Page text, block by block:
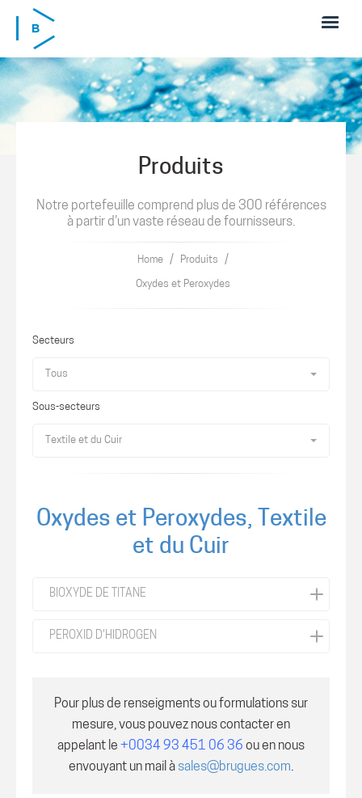
Skip to main content
Produits
Notre portefeuille comprend plus de 300 références
à partir d'un vaste réseau de fournisseurs.
Home / Produits /
Oxydes et Peroxydes
Secteurs
Tous
Sous-secteurs
Textile et du Cuir
Oxydes et Peroxydes, Textile
et du Cuir
BIOXYDE DE TITANE
PEROXID D'HIDROGEN
Pour plus de renseigments ou formulations sur
mesure, vous pouvez nous contacter en
appelant le +0034 93 451 06 36 ou en nous
envouyant un mail à sales@brugues.com.